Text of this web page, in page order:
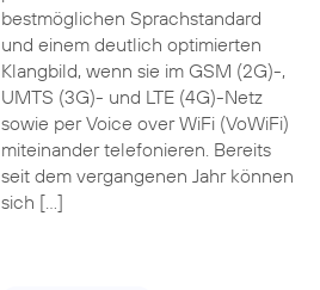
bestmöglichen Sprachstandard
und einem deutlich optimierten
Klangbild, wenn sie im GSM (2G)-,
UMTS (3G)- und LTE (4G)-Netz
sowie per Voice over WiFi (VoWiFi)
miteinander telefonieren. Bereits
seit dem vergangenen Jahr können
sich […]